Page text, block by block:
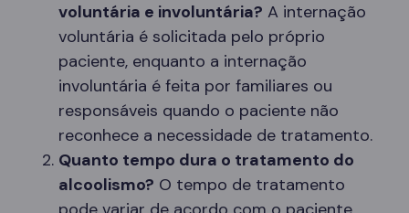
voluntária e involuntária? A internação
voluntária é solicitada pelo próprio
paciente, enquanto a internação
involuntária é feita por familiares ou
responsáveis quando o paciente não
reconhece a necessidade de tratamento.
Quanto tempo dura o tratamento do
alcoolismo? O tempo de tratamento